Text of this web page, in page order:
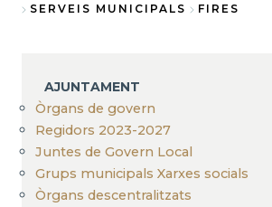
PERFIL
DEL
CONTRACTANT
ANUNCIS
SERVEIS MUNICIPALS
FIRES
AJUNTAMENT
Òrgans de govern
Regidors 2023-2027
Juntes de Govern Local
Grups municipals Xarxes socials
Òrgans descentralitzats